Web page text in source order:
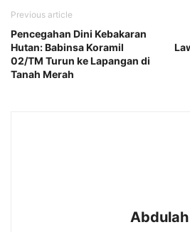
Previous article
Pencegahan Dini Kebakaran
Hutan: Babinsa Koramil
02/TM Turun ke Lapangan di
Tanah Merah
Abdulah